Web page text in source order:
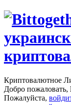
Криптовалютное
Добро пожаловать,
Пожалуйста,